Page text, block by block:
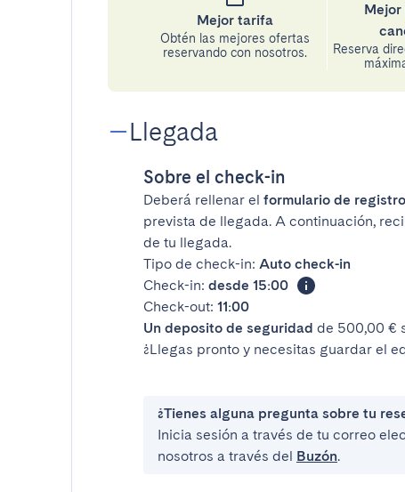
Mejor tarifa
Obtén las mejores ofertas
reservando con nosotros.
Reserva
Llegada
Sobre el check-in
Deberá rellenar el formulario de
prevista de llegada. A continuación,
de tu llegada.
Tipo de check-in: Auto check-in
Check-in: desde 15:00
Check-out: 11:00
Un deposito de seguridad de 500,00 €
¿Llegas pronto y necesitas guardar el
¿Tienes alguna pregunta sobre tu
Inicia sesión a través de tu correo
nosotros a través del Buzón.